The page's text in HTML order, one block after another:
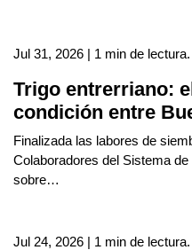
Jul 31, 2026 | 1 min de lectura.
Trigo entrerriano:
condición entre
Finalizada las labores de
Colaboradores del Sistema
sobre…
Jul 24, 2026 | 1 min de lectura.